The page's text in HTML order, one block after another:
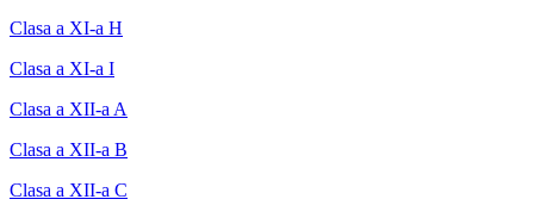
Clasa a XI-a H
Clasa a XI-a I
Clasa a XII-a A
Clasa a XII-a B
Clasa a XII-a C